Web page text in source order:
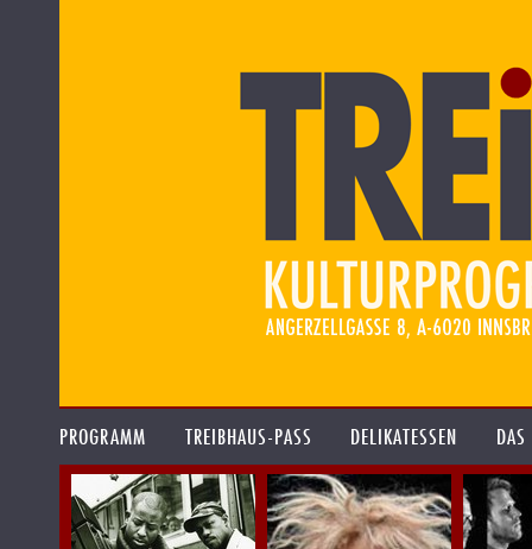
PROGRAMM TREIBHAUS-PASS DELIKATESSEN